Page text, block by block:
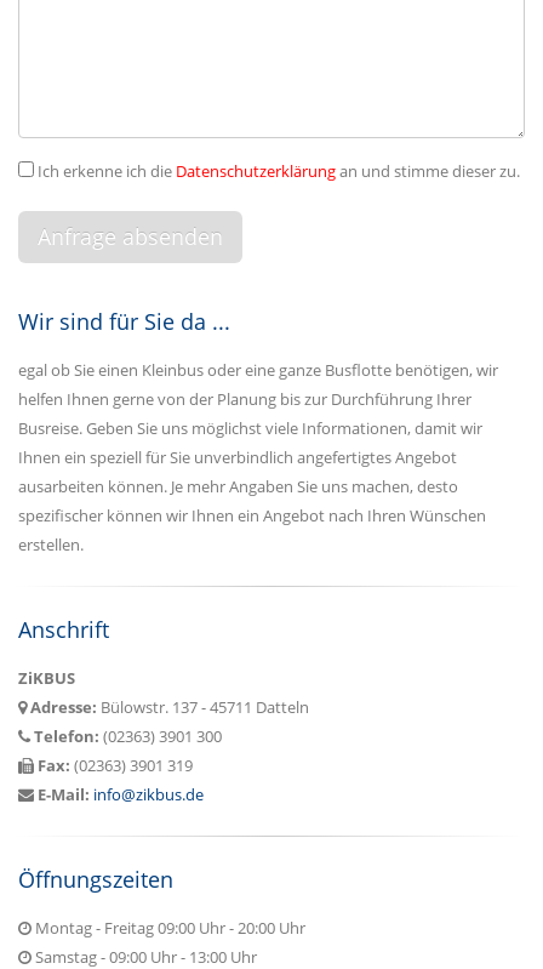
Ich erkenne ich die Datenschutzerklärungan und stimme dieser zu.
Wir sind für Sie da ...
egal ob Sie einen Kleinbus oder eine ganze Busflotte benötigen, wir
helfen Ihnen gerne von der Planung bis zur Durchführung Ihrer
Busreise. Geben Sie uns möglichst viele Informationen, damit wir
Ihnen ein speziell für Sie unverbindlich angefertigtes Angebot
ausarbeiten können. Je mehr Angaben Sie uns machen, desto
spezifischer können wir Ihnen ein Angebot nach Ihren Wünschen
erstellen.
Anschrift
ZiKBUS
Adresse: Bülowstr. 137 - 45711 Datteln
Telefon: (02363) 3901 300
Fax: (02363) 3901 319
E-Mail: info@zikbus.de
Öffnungszeiten
Montag - Freitag 09:00 Uhr - 20:00 Uhr
Samstag - 09:00 Uhr - 13:00 Uhr